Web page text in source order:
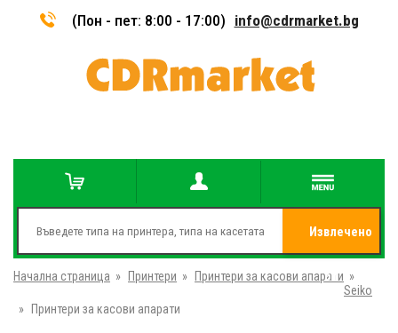
(Пон - пет: 8:00 - 17:00) info@cdrmarket.bg
Извлечено
от
Начална страница » Принтери » Принтери за касови апарати »
Seiko
»
Принтери за касови апарати